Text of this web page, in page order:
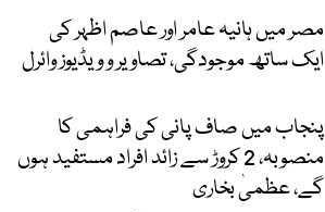
مصر میں ہانیہ عامر اور عاصم اظہر کی
ایک ساتھ موجودگی، تصاویر و ویڈیوز وائرل
پنجاب میں صاف پانی کی فراہمی کا
منصوبہ، 2 کروڑ سے زائد افراد مستفید ہوں
گے، عظمیٰ بخاری